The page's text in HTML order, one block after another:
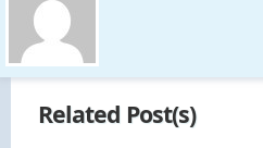
Related Post(s)